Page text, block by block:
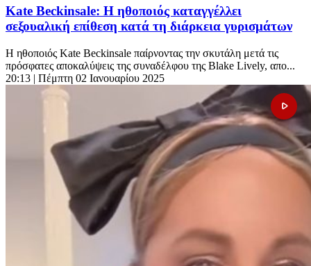
Kate Beckinsale: Η ηθοποιός καταγγέλλει
σεξουαλική επίθεση κατά τη διάρκεια γυρισμάτων
Η ηθοποιός Kate Beckinsale παίρνοντας την σκυτάλη μετά τις
πρόσφατες αποκαλύψεις της συναδέλφου της Blake Lively, απο...
20:13 | Πέμπτη 02 Ιανουαρίου 2025